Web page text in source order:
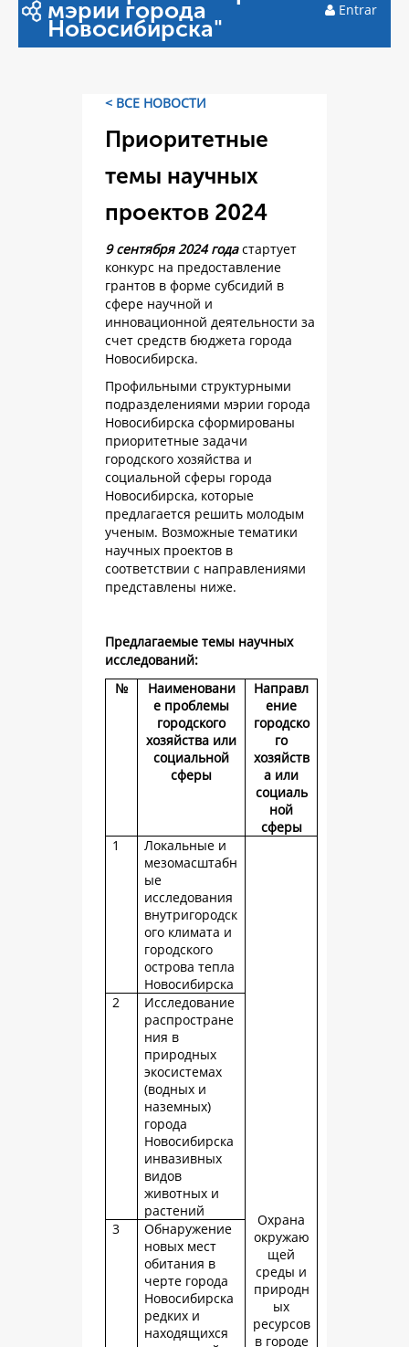
мэрии города
Новосибирска"
Entrar
< ВСЕ НОВОСТИ
Приоритетные
темы научных
проектов 2024
9 сентября 2024 годастартует
конкурс на предоставление
грантов в форме субсидий в
сфере научной и
инновационной деятельности за
счет средств бюджета города
Новосибирска.
Профильными структурными
подразделениями мэрии города
Новосибирска сформированы
приоритетные задачи
городского хозяйства и
социальной сферы города
Новосибирска, которые
предлагается решить молодым
ученым. Возможные тематики
научных проектов в
соответствии с направлениями
представлены ниже.
Предлагаемые темы научных
исследований:
№
Наименовани
е проблемы
городского
хозяйства или
социальной
сферы
Направл
ение
городско
го
хозяйств
а или
социаль
ной
сферы
1
Локальные и
мезомасштабн
ые
исследования
внутригородск
ого климата и
городского
острова тепла
Новосибирска
Охрана
окружаю
щей
среды и
природн
ых
ресурсов
в городе
2
Исследование
распростране
ния в
природных
экосистемах
(водных и
наземных)
города
Новосибирска
инвазивных
видов
животных и
растений
3
Обнаружение
новых мест
обитания в
черте города
Новосибирска
редких и
находящихся